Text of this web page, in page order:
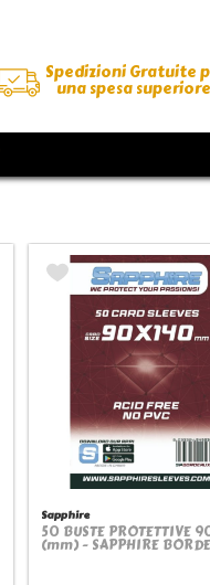
Spedizioni Gratuite
una spesa
Quickview
Sapphire
50 BUSTE PROTETTIVE
(mm) - SAPPHIRE